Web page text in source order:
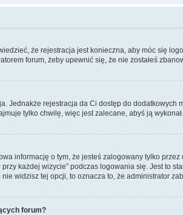
że rejestracja jest konieczna, aby móc się
forum, żeby upewnić się, że nie zostałeś
rejestracja da Ci dostęp do dodatkowych
tylko chwilę, więc jest zalecane, abyś ją wykonał.
informację o tym, że jesteś zalogowany tylko
każdej wizycie” podczas logowania się. Jest to
widzisz tej opcji, to oznacza to, że administrator
forum?